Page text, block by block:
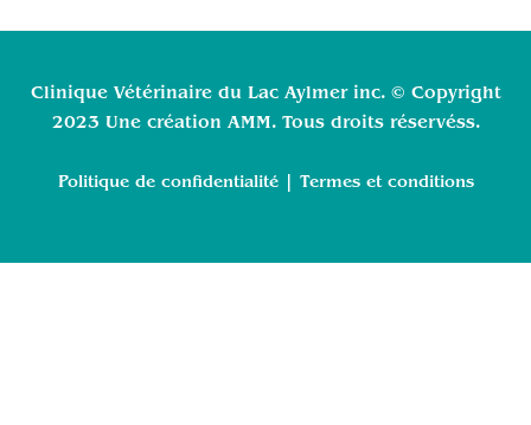
Clinique Vétérinaire du Lac Aylmer inc. © Copyright
2023 Une création AMM. Tous droits réservéss.
Politique de confidentialité| Termes et conditions